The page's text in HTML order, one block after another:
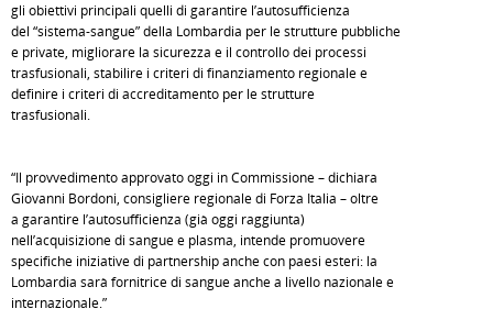
gli obiettivi principali quelli di garantire l’autosufficienza
del “sistema-sangue” della Lombardia per le strutture pubbliche
e private, migliorare la sicurezza e il controllo dei processi
trasfusionali, stabilire i criteri di finanziamento regionale e
definire i criteri di accreditamento per le strutture
trasfusionali.
“Il provvedimento approvato oggi in Commissione – dichiara
Giovanni Bordoni, consigliere regionale di Forza Italia – oltre
a garantire l’autosufficienza (già oggi raggiunta)
nell’acquisizione di sangue e plasma, intende promuovere
specifiche iniziative di partnership anche con paesi esteri: la
Lombardia sarà fornitrice di sangue anche a livello nazionale e
internazionale.”